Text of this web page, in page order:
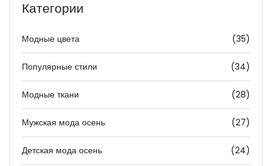
Категории
Модные цвета (35)
Популярные стили (34)
Модные ткани (28)
Мужская мода осень (27)
Детская мода осень (24)